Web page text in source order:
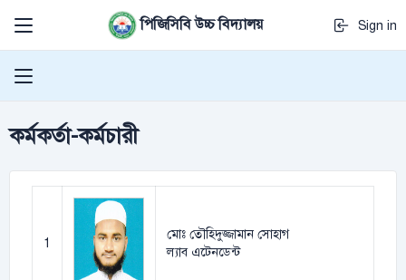
পিজিসিবি উচ্চ বিদ্যালয় Sign in
কর্মকর্তা-কর্মচারী
1
মোঃ তৌহিদুজ্জামান সোহাগ
ল্যাব এটেনডেন্ট